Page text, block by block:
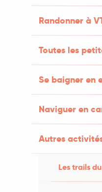
Randonner à
Toutes les
Se baigner en
Naviguer en
Autres
Les trails
sensorielles
!
À
ITINÉRANCE